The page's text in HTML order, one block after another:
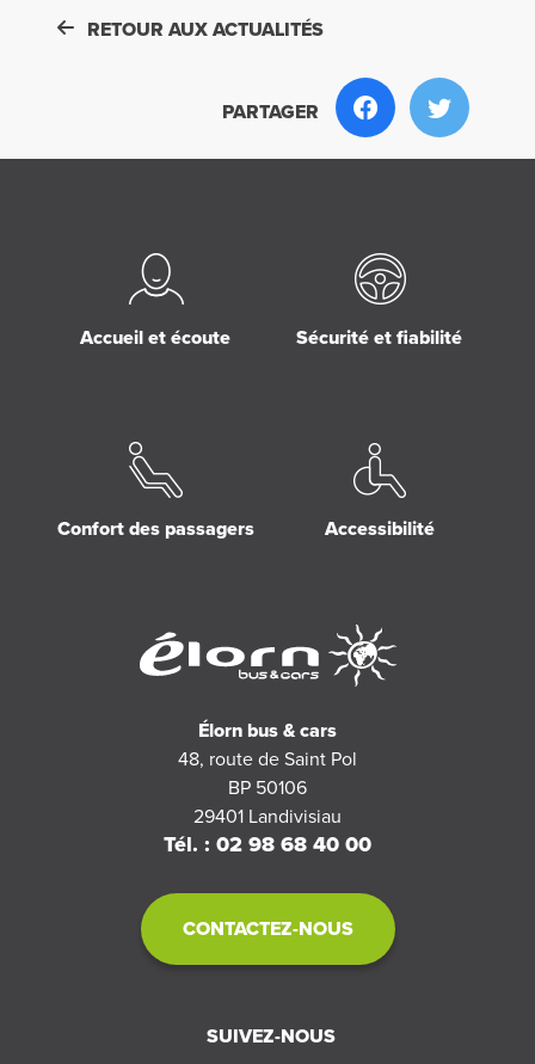
RETOUR AUX ACTUALITÉS
PARTAGER
Accueil et écoute Sécurité et fiabilité
Confort des passagers Accessibilité
Élorn bus & cars
48, route de Saint Pol
BP 50106
29401 Landivisiau
Tél. : 02 98 68 40 00
CONTACTEZ-NOUS
SUIVEZ-NOUS